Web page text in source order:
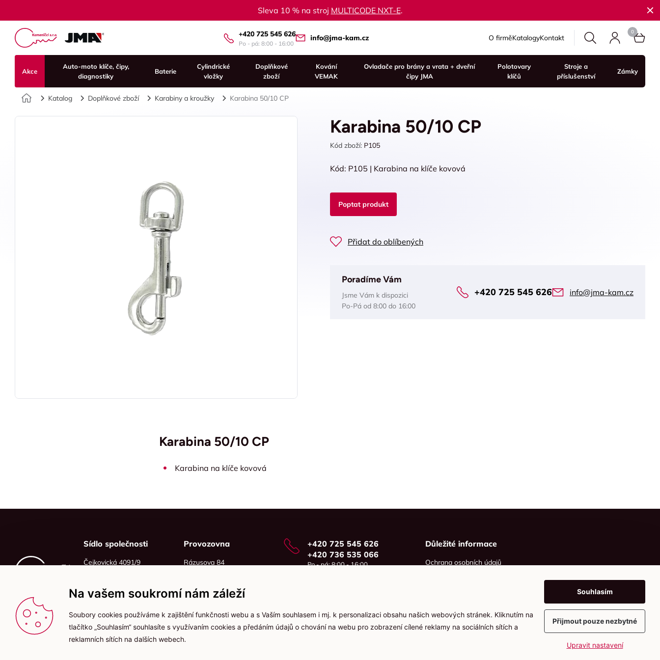
Sleva 10 % na stroj MULTICODE NXT-E.
+420 725 545 626
Po - pá: 8:00 - 16:00
info@jma-kam.cz O firměKatalogyKontakt
Akce
Auto-moto klíče, čipy,
diagnostiky
Baterie
Cylindrické
vložky
Doplňkové
zboží
Kování
VEMAK
Ovladače pro brány a vrata + dveřní
čipy JMA
Polotovary
klíčů
Stroje a
příslušenství
Zámky
Úvod
Katalog Doplňkové zboží Karabiny a kroužky Karabina 50/10 CP
Karabina 50/10 CP
Kód zboží: P105
Kód: P105 | Karabina na klíče kovová
Poptat produkt
Přidat do oblíbených
Poradíme Vám
Jsme Vám k dispozici
Po-Pá od 8:00 do 16:00
+420 725 545 626 info@jma-kam.cz
Karabina 50/10 CP
Karabina na klíče kovová
Sídlo společnosti
Čejkovická 4091/9
IČO: 06215319
DIČ: CZ06215319
Provozovna
Rázusova 84
+420 725 545 626
+420 736 535 066
Po - pá: 8:00 - 16:00
Důležité informace
Ochrana osobních údajů
VytvořilwebProgress
Na vašem soukromí nám záleží
Soubory cookies používáme k zajištění funkčnosti webu a s Vaším souhlasem i mj. k personalizaci obsahu našich webových stránek. Kliknutím na
tlačítko „Souhlasím“ souhlasíte s využívaním cookies a předáním údajů o chování na webu pro zobrazení cílené reklamy na sociálních sítích a
reklamních sítích na dalších webech.
Souhlasím
Přijmout pouze nezbytné
Upravit nastavení